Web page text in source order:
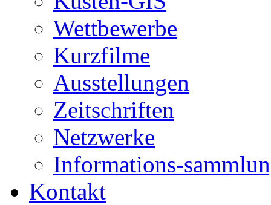
Wettbewerbe
Kurzfilme
Ausstellungen
Zeitschriften
Netzwerke
Informations-
Kontakt